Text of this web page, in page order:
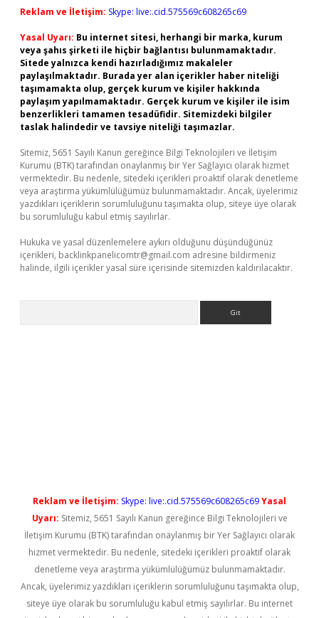
Reklam ve İletişim: Skype: live:.cid.575569c608265c69
Yasal Uyarı: Bu internet sitesi, herhangi bir marka, kurum
veya şahıs şirketi ile hiçbir bağlantısı bulunmamaktadır.
Sitede yalnızca kendi hazırladığımız makaleler
paylaşılmaktadır. Burada yer alan içerikler haber niteliği
taşımamakta olup, gerçek kurum ve kişiler hakkında
paylaşım yapılmamaktadır. Gerçek kurum ve kişiler ile isim
benzerlikleri tamamen tesadüfidir. Sitemizdeki bilgiler
taslak halindedir ve tavsiye niteliği taşımazlar.
Sitemiz, 5651 Sayılı Kanun gereğince Bilgi Teknolojileri ve İletişim
Kurumu (BTK) tarafından onaylanmış bir Yer Sağlayıcı olarak hizmet
vermektedir. Bu nedenle, sitedeki içerikleri proaktif olarak denetleme
veya araştırma yükümlülüğümüz bulunmamaktadır. Ancak, üyelerimiz
yazdıkları içeriklerin sorumluluğunu taşımakta olup, siteye üye olarak
bu sorumluluğu kabul etmiş sayılırlar.
Hukuka ve yasal düzenlemelere aykırı olduğunu düşündüğünüz
içerikleri, backlinkpanelicomtr@gmail.com adresine bildirmeniz
halinde, ilgili içerikler yasal süre içerisinde sitemizden kaldırılacaktır.
Reklam ve İletişim: Skype: live:.cid.575569c608265c69Yasal
Uyarı: Sitemiz, 5651 Sayılı Kanun gereğince Bilgi Teknolojileri ve
İletişim Kurumu (BTK) tarafından onaylanmış bir Yer Sağlayıcı olarak
hizmet vermektedir. Bu nedenle, sitedeki içerikleri proaktif olarak
denetleme veya araştırma yükümlülüğümüz bulunmamaktadır.
Ancak, üyelerimiz yazdıkları içeriklerin sorumluluğunu taşımakta olup,
siteye üye olarak bu sorumluluğu kabul etmiş sayılırlar. Bu internet